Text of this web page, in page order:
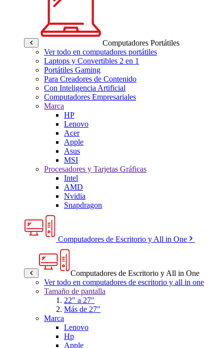
Computadores Portátiles
Ver todo en computadores portátiles
Laptops y Convertibles 2 en 1
Portátiles Gaming
Para Creadores de Contenido
Con Inteligencia Artificial
Computadores Empresariales
Marca
HP
Lenovo
Acer
Apple
Asus
MSI
Procesadores y Tarjetas Gráficas
Intel
AMD
Nvidia
Snapdragon
Computadores de Escritorio y All in One
Computadores de Escritorio y All in One
Ver todo en computadores de escritorio y all in one
Tamaño de pantalla
22" a 27"
Más de 27"
Marca
Lenovo
Hp
Apple